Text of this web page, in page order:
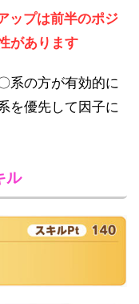
ップは前半のポジ
があります
系の方が有効的に
を優先して因子に
ル